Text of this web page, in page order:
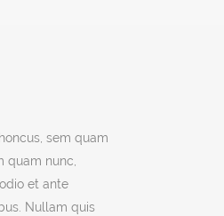
sem quam
quam nunc,
et ante
Nullam quis